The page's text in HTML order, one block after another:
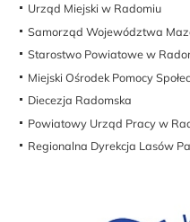
Urząd Miejski w Radomiu
Samorząd Województwa
Starostwo Powiatowe w
Miejski Ośrodek Pomocy
Diecezja Radomska
Powiatowy Urząd Pracy w
Regionalna Dyrekcja Lasów